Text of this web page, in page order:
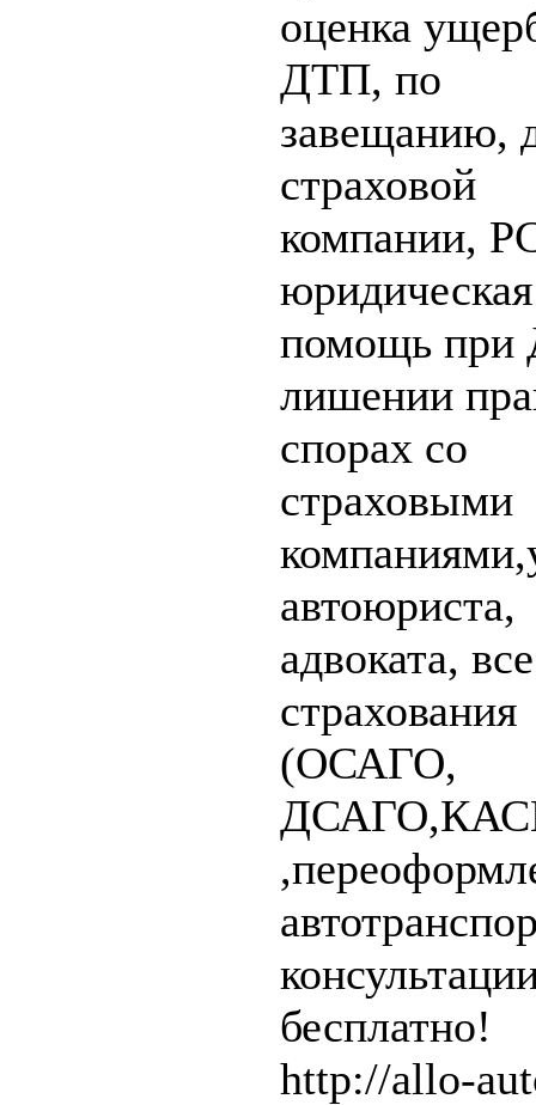
оценка
ДТП, по
завещанию,
страховой
компании,
юридическая
помощь
лишении
спорах со
страховыми
автоюриста,
адвоката,
страхования
(ОСАГО,
бесплатно!
http://allo-